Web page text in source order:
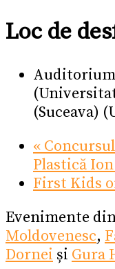
Loc de
(Suceava)
«
Plastică
First Kids
Evenimente
Moldovenesc,
Dornei și Gura